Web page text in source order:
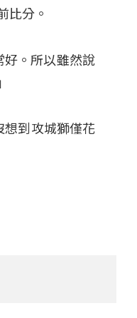
比分。
好。所以雖然說
想到攻城獅僅花